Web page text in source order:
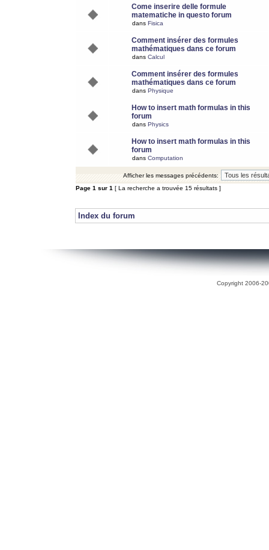
Come inserire delle formule
matematiche in questo forum
dans Fisica
Comment insérer des formules
mathématiques dans ce forum
dans Calcul
Comment insérer des formules
mathématiques dans ce forum
dans Physique
How to insert math formulas in this
forum
dans Physics
How to insert math formulas in this
forum
dans Computation
Afficher les messages précédents:
Page 1 sur 1 [ La recherche a trouvée 15 résultats ]
Index du forum
Copyright 2006-